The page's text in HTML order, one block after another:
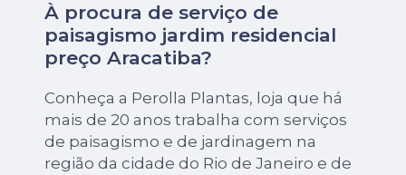
À procura de serviço de
paisagismo jardim residencial
preço Aracatiba?
Conheça a Perolla Plantas, loja que há
mais de 20 anos trabalha com serviços
de paisagismo e de jardinagem na
região da cidade do Rio de Janeiro e de